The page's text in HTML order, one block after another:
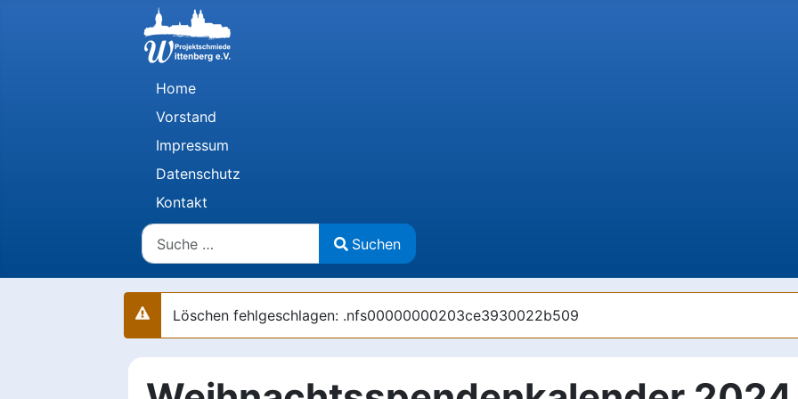
Home
Vorstand
Impressum
Datenschutz
Kontakt
Suchen
Type 2 or more characters for results.
Suchen
Warnung
Löschen fehlgeschlagen: .nfs00000000203ce3930022b509